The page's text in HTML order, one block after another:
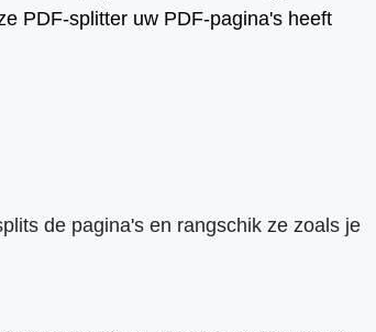
PDF-splitter uw PDF-pagina's heeft
de pagina's en rangschik ze zoals je